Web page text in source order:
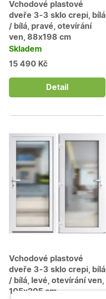
Vchodové plastové
dveře 3-3 sklo crepi, bílá
/ bílá, pravé, otevírání
ven, 88x198 cm
Skladem
15 490 Kč
Detail
Vchodové plastové
dveře 3-3 sklo crepi, bílá
/ bílá, levé, otevírání ven,
105x205 cm